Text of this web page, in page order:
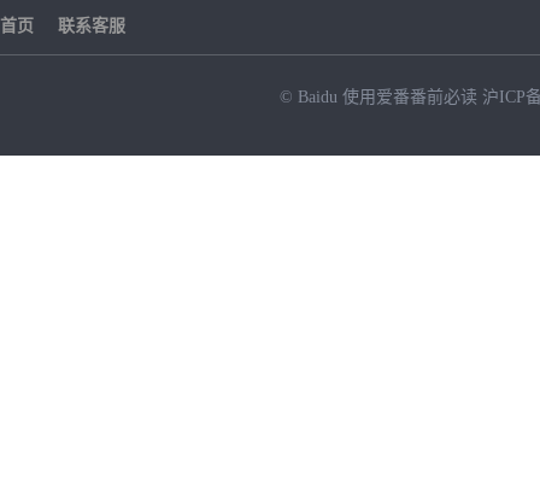
首页 联系客服
© Baidu 使用爱番番前必读 沪ICP